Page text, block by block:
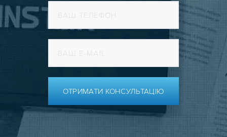
ОТРИМАТИ КОНСУЛЬТАЦІЮ